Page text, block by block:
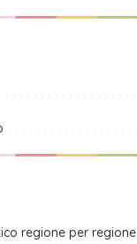
regione per regione